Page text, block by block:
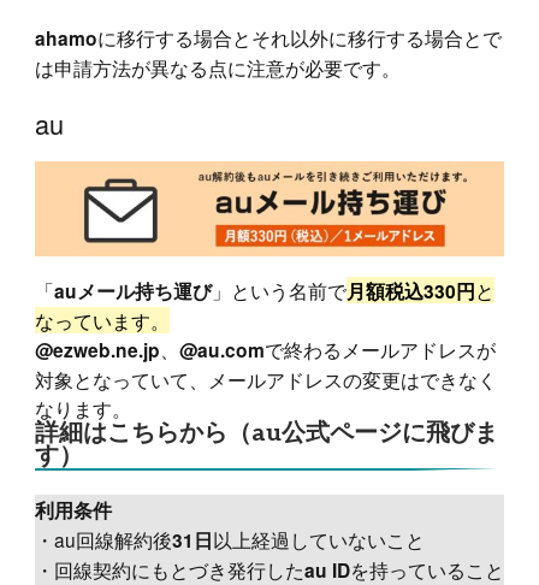
ahamoに移行する場合とそれ以外に移行する場合とで
は申請方法が異なる点に注意が必要です。
au
「auメール持ち運び」という名前で月額税込330円と
なっています。
@ezweb.ne.jp
@au.comで終わるメールアドレスが
対象となっていて、メールアドレスの変更はできなく
なります。
詳細はこちらから（au公式ページに飛びま
す）
利用条件
・au回線解約後31日以上経過していないこと
・回線契約にもとづき発行したau IDを持っていること